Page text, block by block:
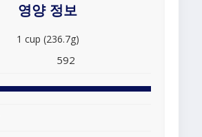
영양 정보
1 cup (236.7g)
592